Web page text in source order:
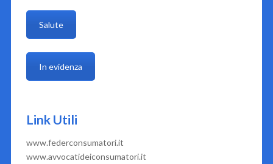
Salute
In evidenza
Link Utili
www.federconsumatori.it
www.avvocatideiconsumatori.it